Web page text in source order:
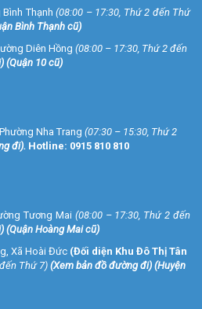
Thạnh (08:00 – 17:30, Thứ 2 đến Thứ
Bình Thạnh cũ)
Diên Hồng (08:00 – 17:30, Thứ 2 đến
) (Quận 10 cũ)
Nha Trang (07:30 – 15:30, Thứ 2
đi). Hotline: 0915 810 810
Tương Mai (08:00 – 17:30, Thứ 2 đến
) (Quận Hoàng Mai cũ)
Xã Hoài Đức (Đối diện Khu Đô Thị Tân
Thứ 7) (Xem bản đồ đường đi) (Huyện